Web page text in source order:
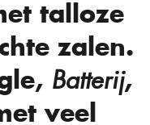
talloze
zalen.
Batterij,
veel